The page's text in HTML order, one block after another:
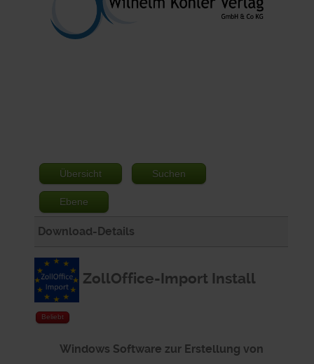
Übersicht Suchen
Ebene
Download-Details
ZollOffice-Import Install
Beliebt
Windows Software zur Erstellung von